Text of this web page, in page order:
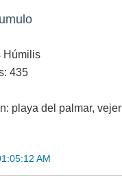
Húmilis
435
playa del palmar, vejer
AM